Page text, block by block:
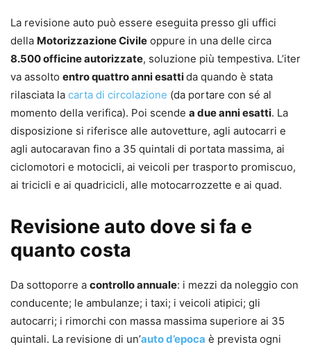
La revisione auto può essere eseguita presso gli uffici
della Motorizzazione Civile oppure in una delle circa
8.500 officine autorizzate, soluzione più tempestiva. L’iter
va assolto entro quattro anni esattida quando è stata
rilasciata la carta di circolazione (da portare con sé al
momento della verifica). Poi scende a due anni esatti. La
disposizione si riferisce alle autovetture, agli autocarri e
agli autocaravan fino a 35 quintali di portata massima, ai
ciclomotori e motocicli, ai veicoli per trasporto promiscuo,
ai tricicli e ai quadricicli, alle motocarrozzette e ai quad.
Revisione auto dove si fa e
quanto costa
Da sottoporre a controllo annuale: i mezzi da noleggio con
conducente; le ambulanze; i taxi; i veicoli atipici; gli
autocarri; i rimorchi con massa massima superiore ai 35
quintali. La revisione di un’auto d’epoca è prevista ogni